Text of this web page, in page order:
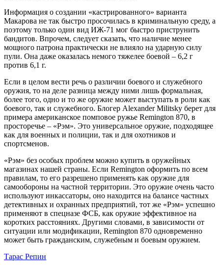
Информация о создании «кастрированного» варианта
Макарова не так быстро просочилась в криминальную среду, а
поэтому только один вид ИЖ-71 мог быстро приструнить
бандитов. Впрочем, следует сказать, что наличие менее
мощного патрона практически не влияло на ударную силу
пули. Она даже оказалась немого тяжелее боевой – 6,2 г
против 6,1 г.
Если в целом вести речь о различии боевого и служебного
оружия, то на деле разница между ними лишь формальная,
более того, одно и то же оружие может выступать в роли как
боевого, так и служебного. Блогер Alexander Militsky берет для
примера американское помповое ружье Remington 870, в
просторечье – «Рэм». Это универсальное оружие, подходящее
как для военных и полиции, так и для охотников и
спортсменов.
«Рэм» без особых проблем можно купить в оружейных
магазинах нашей страны. Если Remington оформить по всем
правилам, то его разрешено применять как оружие для
самообороны на частной территории. Это оружие очень часто
используют инкассаторы, оно находится на балансе частных
детективных и охранных предприятий, тот же «Рэм» успешно
применяют в спецназе ФСБ, как оружие эффективное на
коротких расстояниях. Другими словами, в зависимости от
ситуации или модификации, Remington 870 одновременно
может быть гражданским, служебным и боевым оружием.
Тарас Репин